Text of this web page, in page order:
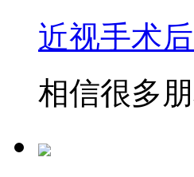
近视手术
相信很多